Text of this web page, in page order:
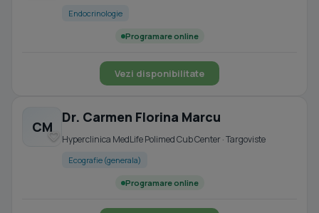
Endocrinologie
Programare online
Vezi disponibilitate
CM
Dr. Carmen Florina Marcu
Hyperclinica MedLife Polimed Cub Center · Targoviste
Ecografie (generala)
Programare online